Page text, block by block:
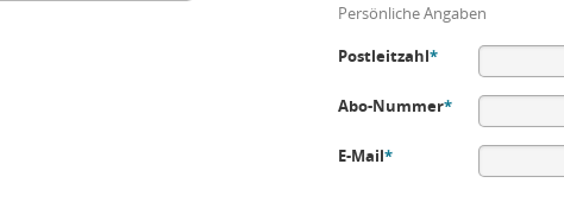
Persönliche Angaben
Postleitzahl*
Abo-Nummer*
E-Mail*